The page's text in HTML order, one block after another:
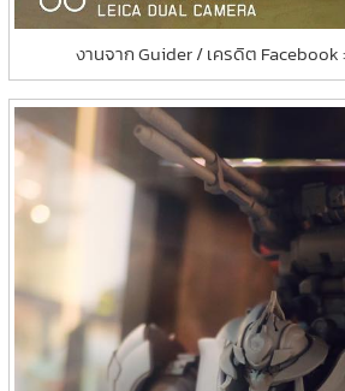
งานจาก Guider / เครดิต Facebook